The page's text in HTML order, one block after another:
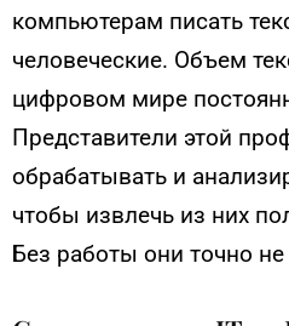
компьютерам писать
человеческие. Объем
цифровом мире
Представители этой
обрабатывать и
чтобы извлечь из них
Без работы они точно не